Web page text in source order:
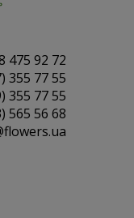
475 92 72
355 77 55
355 77 55
565 56 68